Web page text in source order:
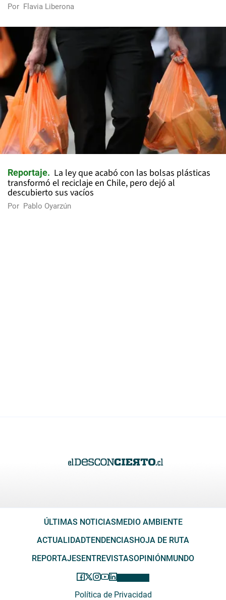
Por Flavia Liberona
Reportaje
La ley que acabó con las bolsas plásticas
transformó el reciclaje en Chile, pero dejó al
descubierto sus vacíos
Por Pablo Oyarzún
ÚLTIMAS NOTICIASMEDIO AMBIENTE
ACTUALIDADTENDENCIASHOJA DE RUTA
REPORTAJESENTREVISTASOPINIÓNMUNDO
Política de Privacidad